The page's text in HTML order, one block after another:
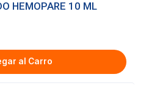
HEMOPARE 10 ML
al Carro